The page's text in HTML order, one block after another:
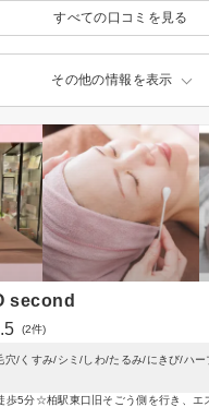
すべての口コミを見る
その他の情報を表示
second
(2件)
穴/くすみ/シミ/しわ/たるみ/にきび/ハー
歩5分☆柏駅東口旧そごう側を行き、エ